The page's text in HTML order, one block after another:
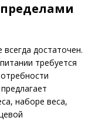
пределами
достаточен.
требуется
наборе веса,